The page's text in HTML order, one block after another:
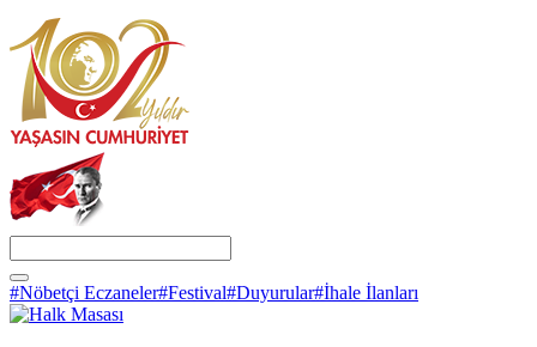
#Nöbetçi Eczaneler#Festival#Duyurular#İhale İlanları